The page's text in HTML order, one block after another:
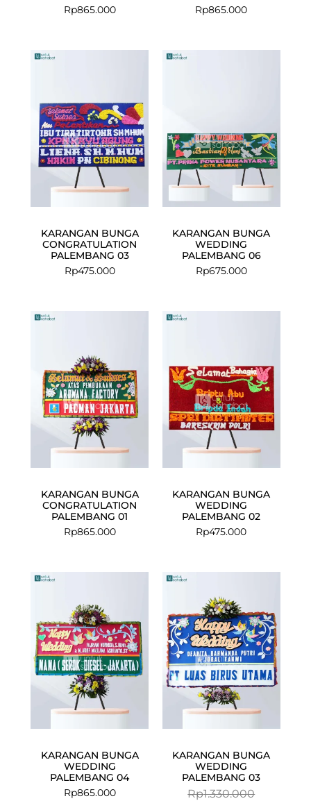
Rp865.000
Rp865.000
KARANGAN BUNGA
CONGRATULATION
PALEMBANG 03
Rp475.000
KARANGAN BUNGA
WEDDING
PALEMBANG 06
Rp675.000
KARANGAN BUNGA
CONGRATULATION
PALEMBANG 01
Rp865.000
KARANGAN BUNGA
WEDDING
PALEMBANG 02
Rp475.000
KARANGAN BUNGA
WEDDING
PALEMBANG 04
Rp865.000
KARANGAN BUNGA
WEDDING
PALEMBANG 03
Rp1.330.000
Rp1.250.000.